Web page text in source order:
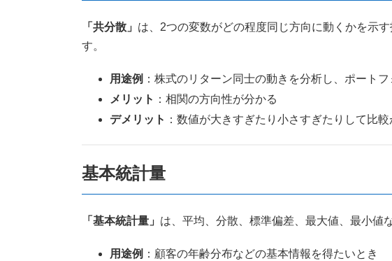
「共分散」 は、2つの変数がどの程度同じ方向に動くかを示
す。
用途例 ：株式のリターン同士の動きを分析し、ポート
メリット ：相関の方向性が分かる
デメリット ：数値が大きすぎたり小さすぎたりして比
基本統計量
「基本統計量」 は、平均、分散、標準偏差、最大値、最小値
用途例 ：顧客の年齢分布などの基本情報を得たいとき